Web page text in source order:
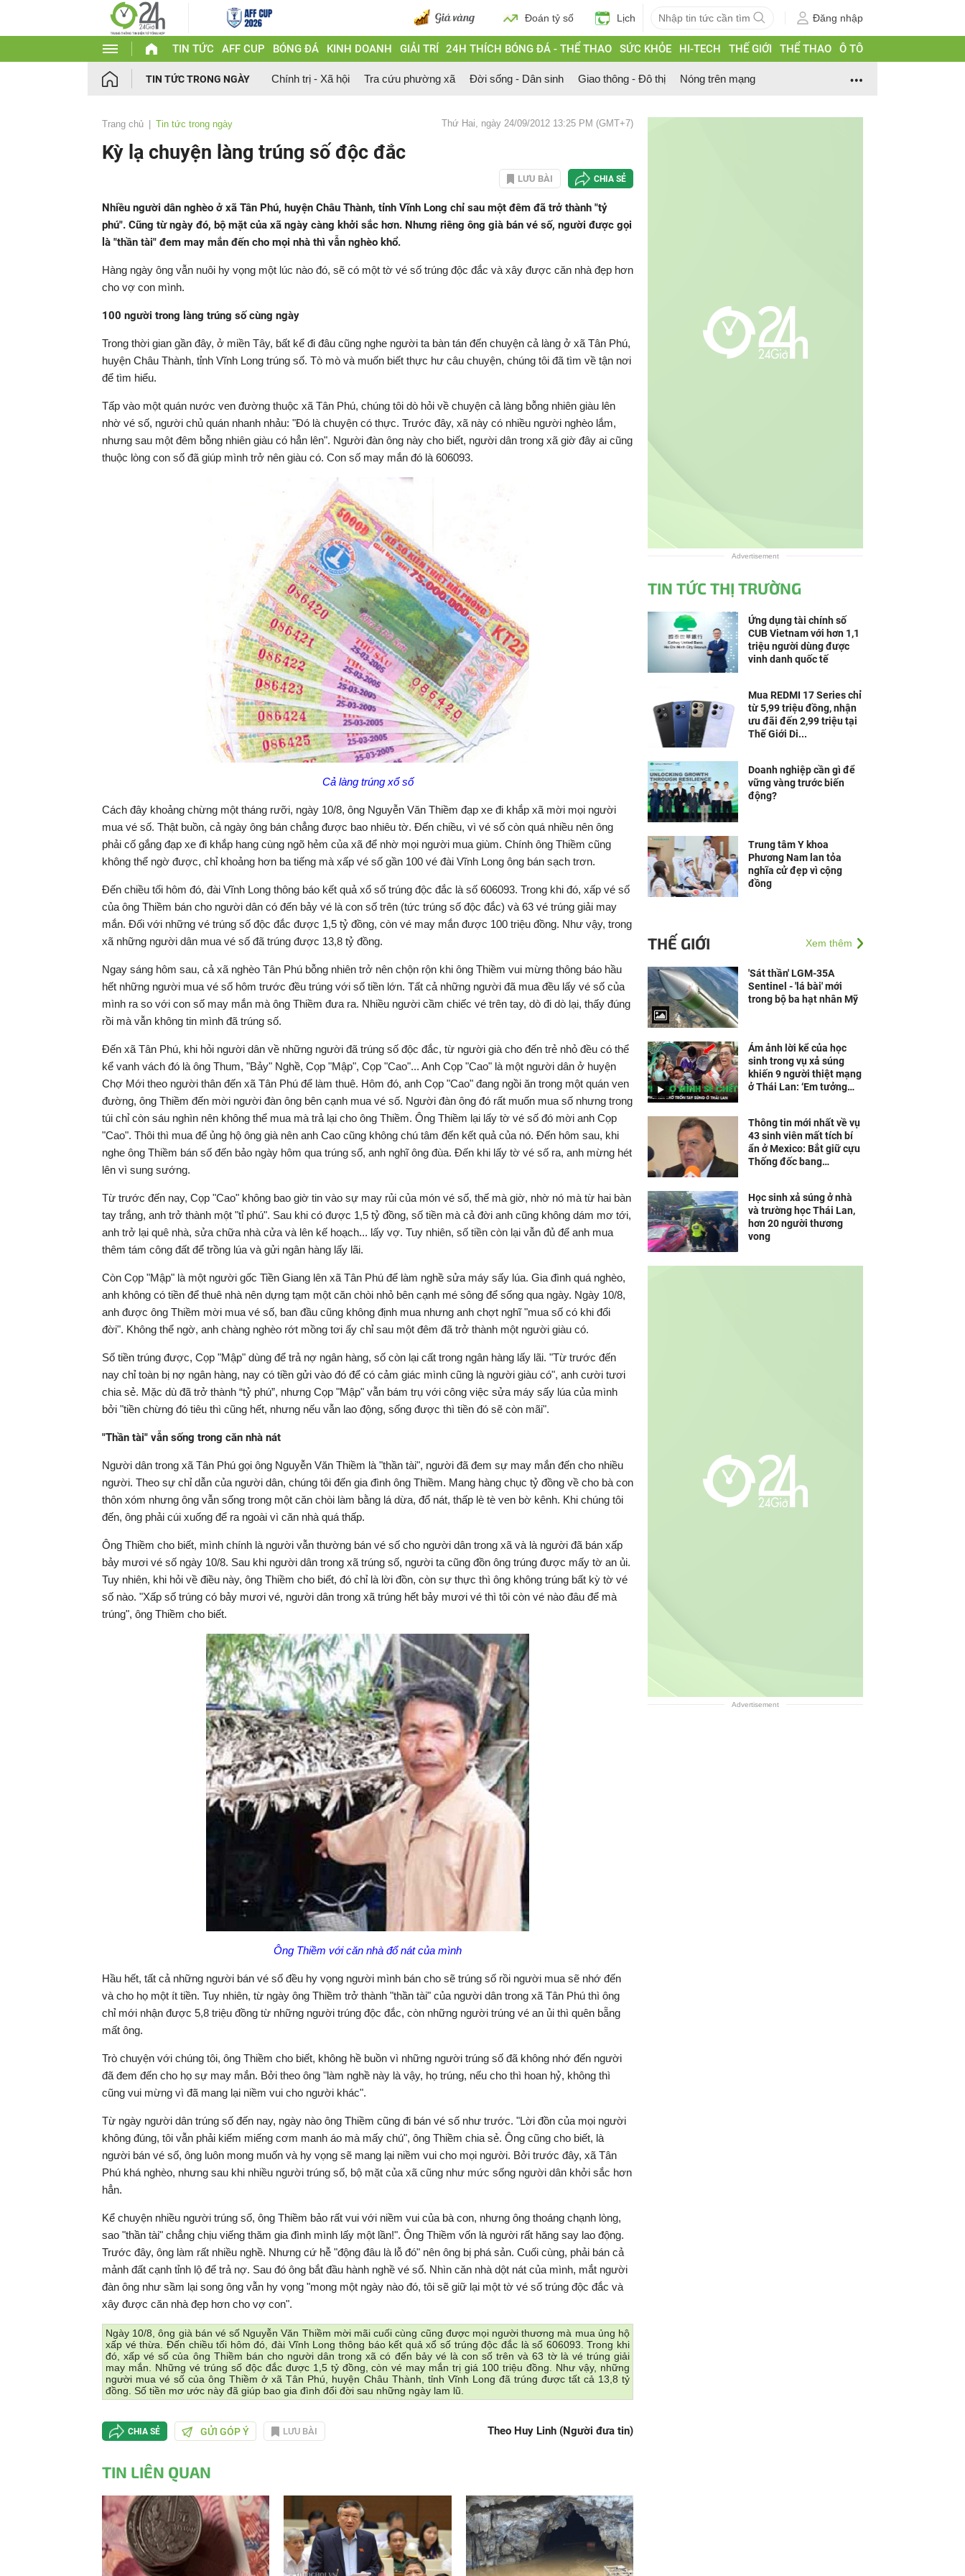
Đoán tỷ số Lịch Đăng nhập
TIN TỨC AFF CUP BÓNG ĐÁ KINH DOANH GIẢI TRÍ 24H THÍCH BÓNG ĐÁ - THỂ THAO SỨC KHỎE HI-TECH THẾ GIỚI THỂ THAO Ô TÔ
TIN TỨC TRONG NGÀY Chính trị - Xã hội Tra cứu phường xã Đời sống - Dân sinh Giao thông - Đô thị Nóng trên mạng
Trang chủ Tin tức trong ngày Thứ Hai, ngày 24/09/2012 13:25 PM (GMT+7)
Kỳ lạ chuyện làng trúng số độc đắc
LƯU BÀI CHIA SẺ
Nhiều người dân nghèo ở xã Tân Phú, huyện Châu Thành, tỉnh Vĩnh Long chỉ sau một đêm đã trở thành "tỷ
phú". Cũng từ ngày đó, bộ mặt của xã ngày càng khởi sắc hơn. Nhưng riêng ông già bán vé số, người được gọi
là "thần tài" đem may mắn đến cho mọi nhà thì vẫn nghèo khổ.
Hàng ngày ông vẫn nuôi hy vọng một lúc nào đó, sẽ có một tờ vé số trúng độc đắc và xây được căn nhà đẹp hơn
cho vợ con mình.
100 người trong làng trúng số cùng ngày
Trong thời gian gần đây, ở miền Tây, bất kể đi đâu cũng nghe người ta bàn tán đến chuyện cả làng ở xã Tân Phú,
huyện Châu Thành, tỉnh Vĩnh Long trúng số. Tò mò và muốn biết thực hư câu chuyện, chúng tôi đã tìm về tận nơi
để tìm hiểu.
Tấp vào một quán nước ven đường thuộc xã Tân Phú, chúng tôi dò hỏi về chuyện cả làng bỗng nhiên giàu lên
nhờ vé số, người chủ quán nhanh nhảu: "Đó là chuyện có thực. Trước đây, xã này có nhiều người nghèo lắm,
nhưng sau một đêm bỗng nhiên giàu có hẳn lên". Người đàn ông này cho biết, người dân trong xã giờ đây ai cũng
thuộc lòng con số đã giúp mình trở nên giàu có. Con số may mắn đó là 606093.
Cả làng trúng xổ số
Cách đây khoảng chừng một tháng rưỡi, ngày 10/8, ông Nguyễn Văn Thiềm đạp xe đi khắp xã mời mọi người
mua vé số. Thật buồn, cả ngày ông bán chẳng được bao nhiêu tờ. Đến chiều, vì vé số còn quá nhiều nên ông
phải cố gắng đạp xe đi khắp hang cùng ngõ hẻm của xã để nhờ mọi người mua giùm. Chính ông Thiềm cũng
không thể ngờ được, chỉ khoảng hơn ba tiếng mà xấp vé số gần 100 vé đài Vĩnh Long ông bán sạch trơn.
Đến chiều tối hôm đó, đài Vĩnh Long thông báo kết quả xổ số trúng độc đắc là số 606093. Trong khi đó, xấp vé số
của ông Thiềm bán cho người dân có đến bảy vé là con số trên (tức trúng số độc đắc) và 63 vé trúng giải may
mắn. Đối với những vé trúng số độc đắc được 1,5 tỷ đồng, còn vé may mắn được 100 triệu đồng. Như vậy, trong
xã những người dân mua vé số đã trúng được 13,8 tỷ đồng.
Ngay sáng hôm sau, cả xã nghèo Tân Phú bỗng nhiên trở nên chộn rộn khi ông Thiềm vui mừng thông báo hầu
hết những người mua vé số hôm trước đều trúng với số tiền lớn. Tất cả những người đã mua đều lấy vé số của
mình ra so với con số may mắn mà ông Thiềm đưa ra. Nhiều người cầm chiếc vé trên tay, dò đi dò lại, thấy đúng
rồi mà vẫn không tin mình đã trúng số.
Đến xã Tân Phú, khi hỏi người dân về những người đã trúng số độc đắc, từ người già cho đến trẻ nhỏ đều có thể
kể vanh vách đó là ông Thum, "Bảy" Nghề, Cọp "Mập", Cọp "Cao"... Anh Cọp "Cao" là một người dân ở huyện
Chợ Mới theo người thân đến xã Tân Phú để làm thuê. Hôm đó, anh Cọp "Cao" đang ngồi ăn trong một quán ven
đường, ông Thiềm đến mời người đàn ông bên cạnh mua vé số. Người đàn ông đó rất muốn mua số nhưng trong
túi chỉ còn sáu nghìn nên không thể mua mà trả lại cho ông Thiềm. Ông Thiềm lại lấy tờ vé số đó mời anh Cọp
"Cao". Thôi thì mua để ủng hộ ông già nên anh Cao cũng không chú tâm đến kết quả của nó. Đến hôm sau, khi
nghe ông Thiềm bán số đến bảo ngày hôm qua trúng số, anh nghĩ ông đùa. Đến khi lấy tờ vé số ra, anh mừng hét
lên vì sung sướng.
Từ trước đến nay, Cọp "Cao" không bao giờ tin vào sự may rủi của món vé số, thế mà giờ, nhờ nó mà từ hai bàn
tay trắng, anh trở thành một "tỉ phú". Sau khi có được 1,5 tỷ đồng, số tiền mà cả đời anh cũng không dám mơ tới,
anh trở lại quê nhà, sửa chữa nhà cửa và lên kế hoạch... lấy vợ. Tuy nhiên, số tiền còn lại vẫn đủ để anh mua
thêm tám công đất để trồng lúa và gửi ngân hàng lấy lãi.
Còn Cọp "Mập" là một người gốc Tiền Giang lên xã Tân Phú để làm nghề sửa máy sấy lúa. Gia đình quá nghèo,
anh không có tiền để thuê nhà nên dựng tạm một căn chòi nhỏ bên cạnh mé sông để sống qua ngày. Ngày 10/8,
anh được ông Thiềm mời mua vé số, ban đầu cũng không định mua nhưng anh chợt nghĩ "mua số có khi đổi
đời". Không thể ngờ, anh chàng nghèo rớt mồng tơi ấy chỉ sau một đêm đã trở thành một người giàu có.
Số tiền trúng được, Cọp "Mập" dùng để trả nợ ngân hàng, số còn lại cất trong ngân hàng lấy lãi. "Từ trước đến
nay chỉ toàn bị nợ ngân hàng, nay có tiền gửi vào đó để có cảm giác mình cũng là người giàu có", anh cười tươi
chia sẻ. Mặc dù đã trở thành “tỷ phú”, nhưng Cọp "Mập" vẫn bám trụ với công việc sửa máy sấy lúa của mình
bởi "tiền chừng đó tiêu thì cũng hết, nhưng nếu vẫn lao động, sống được thì tiền đó sẽ còn mãi".
"Thần tài" vẫn sống trong căn nhà nát
Người dân trong xã Tân Phú gọi ông Nguyễn Văn Thiềm là "thần tài", người đã đem sự may mắn đến cho nhiều
người. Theo sự chỉ dẫn của người dân, chúng tôi đến gia đình ông Thiềm. Mang hàng chục tỷ đồng về cho bà con
thôn xóm nhưng ông vẫn sống trong một căn chòi làm bằng lá dừa, đổ nát, thấp lè tè ven bờ kênh. Khi chúng tôi
đến, ông phải cúi xuống để ra ngoài vì căn nhà quá thấp.
Ông Thiềm cho biết, mình chính là người vẫn thường bán vé số cho người dân trong xã và là người đã bán xấp
bảy mươi vé số ngày 10/8. Sau khi người dân trong xã trúng số, người ta cũng đồn ông trúng được mấy tờ an ủi.
Tuy nhiên, khi hỏi về điều này, ông Thiềm cho biết, đó chỉ là lời đồn, còn sự thực thì ông không trúng bất kỳ tờ vé
số nào. "Xấp số trúng có bảy mươi vé, người dân trong xã trúng hết bảy mươi vé thì tôi còn vé nào đâu để mà
trúng", ông Thiềm cho biết.
Ông Thiềm với căn nhà đổ nát của mình
Hầu hết, tất cả những người bán vé số đều hy vọng người mình bán cho sẽ trúng số rồi người mua sẽ nhớ đến
và cho họ một ít tiền. Tuy nhiên, từ ngày ông Thiềm trở thành "thần tài" của người dân trong xã Tân Phú thì ông
chỉ mới nhận được 5,8 triệu đồng từ những người trúng độc đắc, còn những người trúng vé an ủi thì quên bẵng
mất ông.
Trò chuyện với chúng tôi, ông Thiềm cho biết, không hề buồn vì những người trúng số đã không nhớ đến người
đã đem đến cho họ sự may mắn. Bởi theo ông "làm nghề này là vậy, họ trúng, nếu cho thì hoan hỷ, không thì
cũng vui mừng vì đã mang lại niềm vui cho người khác".
Từ ngày người dân trúng số đến nay, ngày nào ông Thiềm cũng đi bán vé số như trước. "Lời đồn của mọi người
không đúng, tôi vẫn phải kiếm miếng cơm manh áo mà mấy chú", ông Thiềm chia sẻ. Ông cũng cho biết, là
người bán vé số, ông luôn mong muốn và hy vọng sẽ mang lại niềm vui cho mọi người. Bởi trước đây, xã Tân
Phú khá nghèo, nhưng sau khi nhiều người trúng số, bộ mặt của xã cũng như mức sống người dân khởi sắc hơn
hẳn.
Kể chuyện nhiều người trúng số, ông Thiềm bảo rất vui với niềm vui của bà con, nhưng ông thoáng chạnh lòng,
sao "thần tài" chẳng chịu viếng thăm gia đình mình lấy một lần!". Ông Thiềm vốn là người rất hăng say lao động.
Trước đây, ông làm rất nhiều nghề. Nhưng cứ hễ "động đâu là lỗ đó" nên ông bị phá sản. Cuối cùng, phải bán cả
mảnh đất cạnh tỉnh lộ để trả nợ. Sau đó ông bắt đầu hành nghề vé số. Nhìn căn nhà dột nát của mình, mắt người
đàn ông như sầm lại song ông vẫn hy vọng "mong một ngày nào đó, tôi sẽ giữ lại một tờ vé số trúng độc đắc và
xây được căn nhà đẹp hơn cho vợ con".
Ngày 10/8, ông già bán vé số Nguyễn Văn Thiềm mời mãi cuối cùng cũng được mọi người thương mà mua ủng hộ
xấp vé thừa. Đến chiều tối hôm đó, đài Vĩnh Long thông báo kết quả xổ số trúng độc đắc là số 606093. Trong khi
đó, xấp vé số của ông Thiềm bán cho người dân trong xã có đến bảy vé là con số trên và 63 tờ là vé trúng giải
may mắn. Những vé trúng số độc đắc được 1,5 tỷ đồng, còn vé may mắn trị giá 100 triệu đồng. Như vậy, những
người mua vé số của ông Thiềm ở xã Tân Phú, huyện Châu Thành, tỉnh Vĩnh Long đã trúng được tất cả 13,8 tỷ
đồng. Số tiền mơ ước này đã giúp bao gia đình đổi đời sau những ngày lam lũ.
CHIA SẺ GỬI GÓP Ý LƯU BÀI Theo Huy Linh (Người đưa tin)
TIN LIÊN QUAN
Advertisement
TIN TỨC THỊ TRƯỜNG
Ứng dụng tài chính số
CUB Vietnam với hơn 1,1
triệu người dùng được
vinh danh quốc tế
Mua REDMI 17 Series chỉ
từ 5,99 triệu đồng, nhận
ưu đãi đến 2,99 triệu tại
Thế Giới Di...
Doanh nghiệp cần gì để
vững vàng trước biến
động?
Trung tâm Y khoa
Phương Nam lan tỏa
nghĩa cử đẹp vì cộng
đồng
THẾ GIỚI Xem thêm
'Sát thần' LGM-35A
Sentinel - 'lá bài' mới
trong bộ ba hạt nhân Mỹ
Ám ảnh lời kể của học
sinh trong vụ xả súng
khiến 9 người thiệt mạng
ở Thái Lan: ‘Em tưởng
Thông tin mới nhất về vụ
43 sinh viên mất tích bí
ẩn ở Mexico: Bắt giữ cựu
Thống đốc bang
Học sinh xả súng ở nhà
và trường học Thái Lan,
hơn 20 người thương
vong
Advertisement